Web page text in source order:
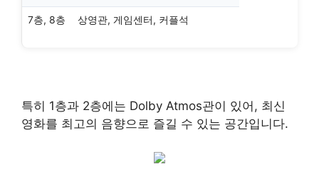
7층, 8층 상영관, 게임센터, 커플석
특히 1층과 2층에는 Dolby Atmos관이 있어, 최신
영화를 최고의 음향으로 즐길 수 있는 공간입니다.